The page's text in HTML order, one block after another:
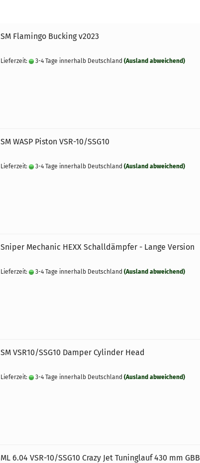
SM Flamingo Bucking v2023
Lieferzeit: 3-4 Tage innerhalb Deutschland (Ausland abweichend)
SM WASP Piston VSR-10/SSG10
Lieferzeit: 3-4 Tage innerhalb Deutschland (Ausland abweichend)
Sniper Mechanic HEXX Schalldämpfer - Lange Version
Lieferzeit: 3-4 Tage innerhalb Deutschland (Ausland abweichend)
SM VSR10/SSG10 Damper Cylinder Head
Lieferzeit: 3-4 Tage innerhalb Deutschland (Ausland abweichend)
ML 6.04 VSR-10/SSG10 Crazy Jet Tuninglauf 430 mm GBB